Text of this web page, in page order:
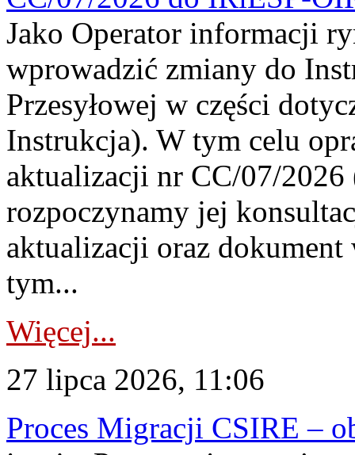
Jako Operator informacji
wprowadzić zmiany do
Przesyłowej w części
Instrukcja). W tym celu
aktualizacji nr CC/07/
rozpoczynamy jej
aktualizacji oraz
tym...
Więcej...
27 lipca 2026, 11:06
Proces Migracji CSIRE –